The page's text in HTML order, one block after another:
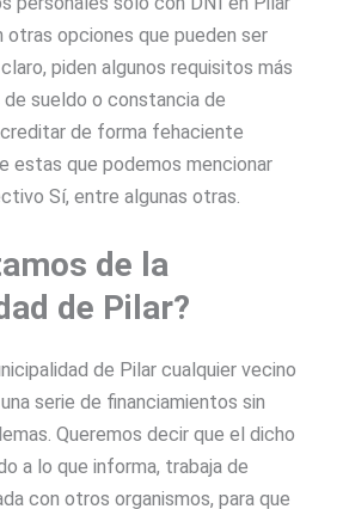
otras opciones que pueden ser
piden algunos requisitos más
sueldo o constancia de
de forma fehaciente
estas que podemos mencionar
Sí, entre algunas otras.
de la
de Pilar?
de Pilar cualquier vecino
serie de financiamientos sin
Queremos decir que el dicho
a lo que informa, trabaja de
con otros organismos, para que